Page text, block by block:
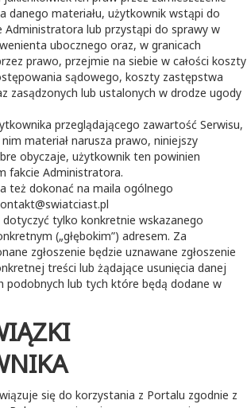
danego materiału, użytkownik wstąpi do
Administratora lub przystąpi do sprawy w
ubocznego oraz, w granicach
prawo, przejmie na siebie w całości koszty
sądowego, koszty zastępstwa
zasądzonych lub ustalonych w drodze ugody
przeglądającego zawartość Serwisu,
materiał narusza prawo, niniejszy
obyczaje, użytkownik ten powinien
fakcie Administratora.
też dokonać na maila ogólnego
dotyczyć tylko konkretnie wskazanego
(„głębokim”) adresem. Za
zgłoszenie będzie uznawane zgłoszenie
treści lub żądające usunięcia danej
podobnych lub tych które będą dodane w
się do korzystania z Portalu zgodnie z